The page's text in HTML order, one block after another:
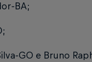
BA;
GO e Bruno